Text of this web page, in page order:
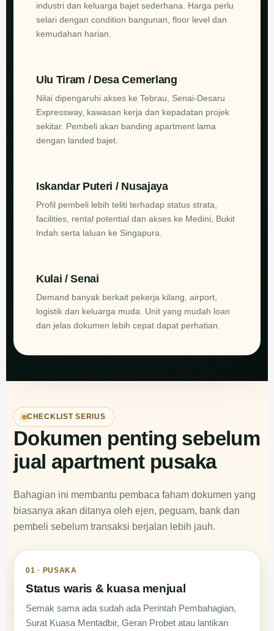
industri dan keluarga bajet sederhana. Harga perlu
selari dengan condition bangunan, floor level dan
kemudahan harian.
Ulu Tiram / Desa Cemerlang
Nilai dipengaruhi akses ke Tebrau, Senai-Desaru
Expressway, kawasan kerja dan kepadatan projek
sekitar. Pembeli akan banding apartment lama
dengan landed bajet.
Iskandar Puteri / Nusajaya
Profil pembeli lebih teliti terhadap status strata,
facilities, rental potential dan akses ke Medini, Bukit
Indah serta laluan ke Singapura.
Kulai / Senai
Demand banyak berkait pekerja kilang, airport,
logistik dan keluarga muda. Unit yang mudah loan
dan jelas dokumen lebih cepat dapat perhatian.
CHECKLIST SERIUS
Dokumen penting sebelum
jual apartment pusaka
Bahagian ini membantu pembaca faham dokumen yang
biasanya akan ditanya oleh ejen, peguam, bank dan
pembeli sebelum transaksi berjalan lebih jauh.
01 · PUSAKA
Status waris & kuasa menjual
Semak sama ada sudah ada Perintah Pembahagian,
Surat Kuasa Mentadbir, Geran Probet atau lantikan